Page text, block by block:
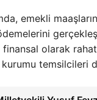
emekli
olarak
temsilcileri